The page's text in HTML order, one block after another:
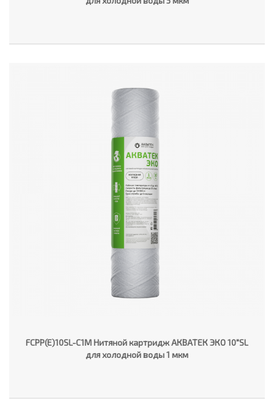
FCPP(E)10SL-C1M Нитяной картридж АКВАТЕК ЭКО 10"SL
для холодной воды 1 мкм